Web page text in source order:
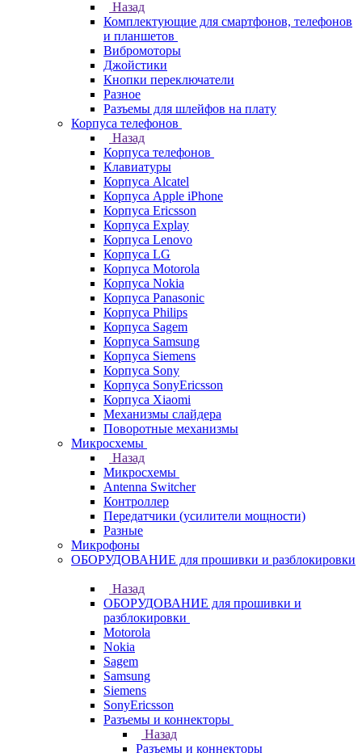
Назад
Комплектующие для смартфонов, телефонов
и планшетов
Вибромоторы
Джойстики
Кнопки переключатели
Разное
Разъемы для шлейфов на плату
Корпуса телефонов
Назад
Корпуса телефонов
Клавиатуры
Корпуса Alcatel
Корпуса Apple iPhone
Корпуса Ericsson
Корпуса Explay
Корпуса Lenovo
Корпуса LG
Корпуса Motorola
Корпуса Nokia
Корпуса Panasonic
Корпуса Philips
Корпуса Sagem
Корпуса Samsung
Корпуса Siemens
Корпуса Sony
Корпуса SonyEricsson
Корпуса Xiaomi
Механизмы слайдера
Поворотные механизмы
Микросхемы
Назад
Микросхемы
Antenna Switcher
Контроллер
Передатчики (усилители мощности)
Разные
Микрофоны
ОБОРУДОВАНИЕ для прошивки и разблокировки
Назад
ОБОРУДОВАНИЕ для прошивки и
разблокировки
Motorola
Nokia
Sagem
Samsung
Siemens
SonyEricsson
Разъемы и коннекторы
Назад
Разъемы и коннекторы